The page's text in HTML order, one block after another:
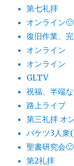
第七礼拝
オンライン🙂
復旧作業、
オンライン
オンライン
GLTV
祝福、半端な
路上ライブ
第三礼拝 オ
バケツ3人衆
聖書研究会🙂
第2礼拝